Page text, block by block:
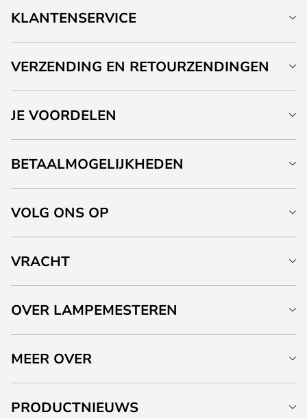
KLANTENSERVICE
VERZENDING EN RETOURZENDINGEN
JE VOORDELEN
BETAALMOGELIJKHEDEN
VOLG ONS OP
VRACHT
OVER LAMPEMESTEREN
MEER OVER
PRODUCTNIEUWS